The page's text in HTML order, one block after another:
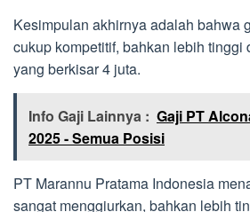
Kesimpulan akhirnya adalah bahwa
cukup kompetitif, bahkan lebih tinggi
yang berkisar 4 juta.
Info Gaji Lainnya : Gaji PT
2025 - Semua Posisi
PT Marannu Pratama Indonesia
sangat menggiurkan, bahkan lebih